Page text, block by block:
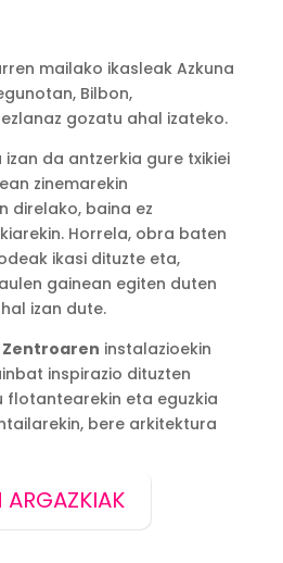
mailako ikasleak Azkuna
Bilbon,
gozatu ahal izateko.
izan da antzerkia gure txikiei
zinemarekin
direlako, baina ez
Horrela, obra baten
ikasi dituzte eta,
gainean egiten duten
izan dute.
Zentroaren instalazioekin
inspirazio dituzten
flotantearekin eta eguzkia
bere arkitektura
ARGAZKIAK